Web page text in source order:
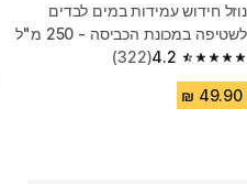
נוזל חידוש עמידות במים לבדים
לשטיפה במכונת הכביסה - 250 מ"ל
4.2
4.2 out of 5 stars from 322 reviews
(322)